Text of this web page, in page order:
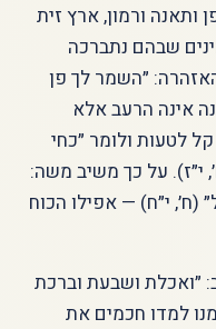
ותאנה ורמון, ארץ זית
שבהם נתברכה
״השמר לך פן
אינה הרעב אלא
לטעות ולומר ״כחי
י״ז). על כך משיב משה:
(ח׳, י״ח) — אפילו הכוח
״ואכלת ושבעת וברכת
למדו חכמים את